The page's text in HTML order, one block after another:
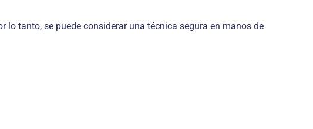
tanto, se puede considerar una técnica segura en manos de